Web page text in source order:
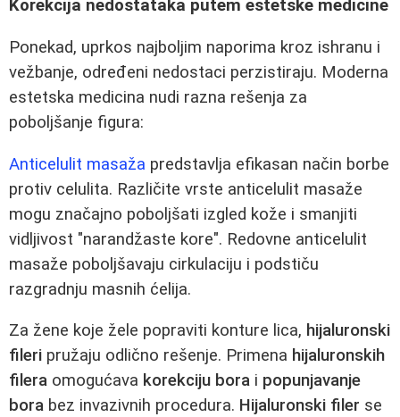
Korekcija nedostataka putem estetske medicine
Ponekad, uprkos najboljim naporima kroz ishranu i
vežbanje, određeni nedostaci perzistiraju. Moderna
estetska medicina nudi razna rešenja za
poboljšanje figura:
Anticelulit masaža predstavlja efikasan način borbe
protiv celulita. Različite vrste anticelulit masaže
mogu značajno poboljšati izgled kože i smanjiti
vidljivost "narandžaste kore". Redovne anticelulit
masaže poboljšavaju cirkulaciju i podstiču
razgradnju masnih ćelija.
Za žene koje žele popraviti konture lica, hijaluronski
fileri pružaju odlično rešenje. Primena hijaluronskih
filera omogućava korekciju bora i popunjavanje
bora bez invazivnih procedura. Hijaluronski filer se